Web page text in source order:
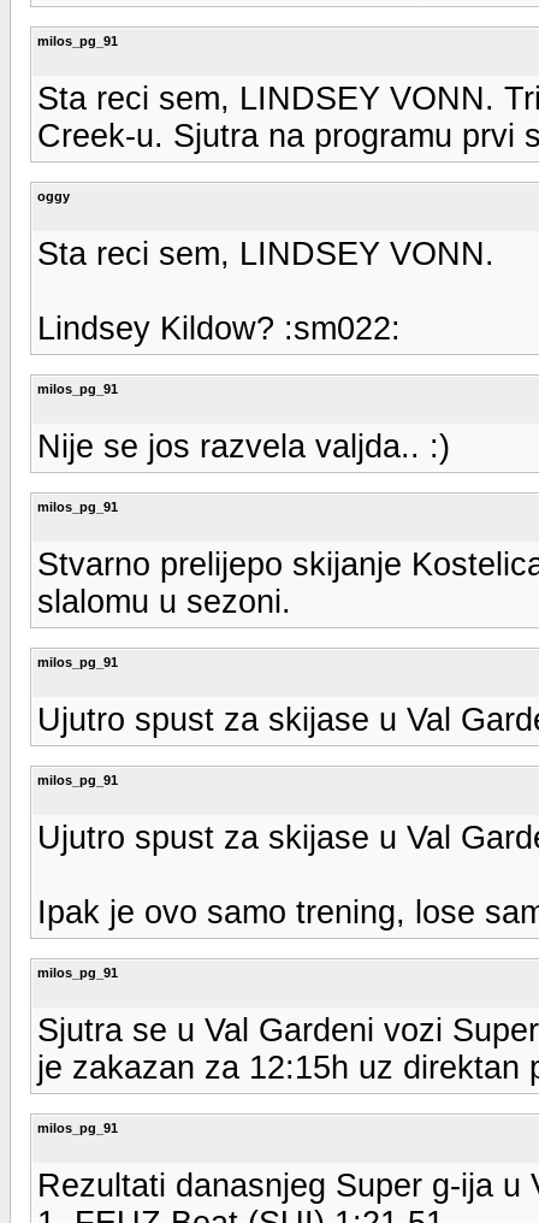
milos_pg_91
Sta reci sem, LINDSEY VONN.
Creek-u. Sjutra na programu prvi
oggy
Sta reci sem, LINDSEY VONN.
Lindsey Kildow? :sm022:
milos_pg_91
Nije se jos razvela valjda.. :)
milos_pg_91
Stvarno prelijepo skijanje
slalomu u sezoni.
milos_pg_91
Ujutro spust za skijase u Val
milos_pg_91
Ujutro spust za skijase u Val
Ipak je ovo samo trening, lose
milos_pg_91
Sjutra se u Val Gardeni vozi
je zakazan za 12:15h uz direktan
milos_pg_91
Rezultati danasnjeg Super g-ija u